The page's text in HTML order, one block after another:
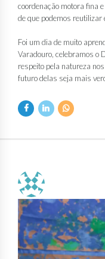
coordenação motora fina
de que podemos reutilizar
Foi um dia de muito
Varadouro, celebramos o
respeito pela natureza
futuro delas seja mais